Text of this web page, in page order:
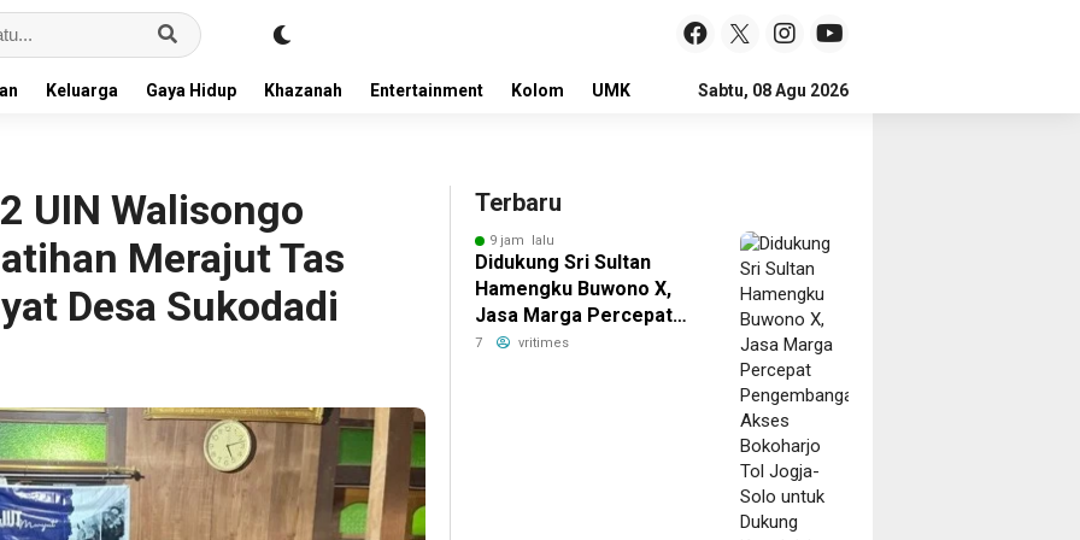
Keluarga Gaya Hidup Khazanah Entertainment Kolom UMKM LOKER
Sabtu, 08 Agu 2026
UIN Walisongo
Merajut Tas
Desa Sukodadi
Terbaru
9 jam lalu
Didukung Sri Sultan
Hamengku Buwono X,
Jasa Marga Percepat
Pengembangan Akses
7 vritimes